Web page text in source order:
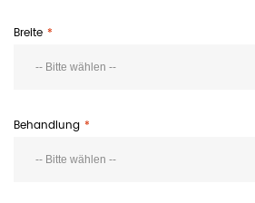
Breite
Behandlung